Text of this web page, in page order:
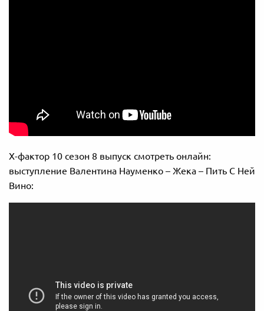
Х-фактор 10 сезон 8 выпуск смотреть онлайн:
выступление Валентина Науменко – Жека – Пить С Ней
Вино: